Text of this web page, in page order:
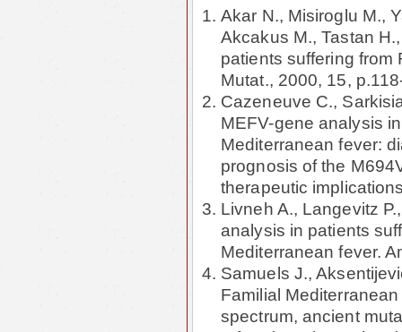
Akar N., Misiroglu M.,
Akcakus M., Tastan
patients suffering from
Mutat., 2000, 15,
Cazeneuve C.,
MEFV-gene analysis
Mediterranean fever:
prognosis of the
therapeutic
Livneh A., Langevitz
analysis in patients
Mediterranean fever.
Samuels J.,
Familial
spectrum, ancient